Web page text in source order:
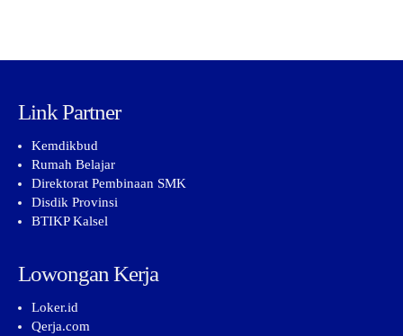
Link Partner
Kemdikbud
Rumah Belajar
Direktorat Pembinaan SMK
Disdik Provinsi
BTIKP Kalsel
Lowongan Kerja
Loker.id
Qerja.com